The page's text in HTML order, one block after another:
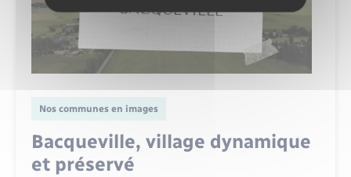
Nos communes en images
Bacqueville, village dynamique
et préservé